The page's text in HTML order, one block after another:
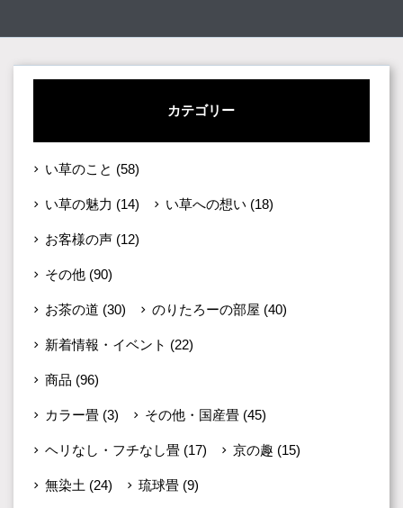
カテゴリー
い草のこと (58)
い草の魅力 (14) い草への想い (18)
お客様の声 (12)
その他 (90)
お茶の道 (30) のりたろーの部屋 (40)
新着情報・イベント (22)
商品 (96)
カラー畳 (3) その他・国産畳 (45)
ヘリなし・フチなし畳 (17) 京の趣 (15)
無染土 (24) 琉球畳 (9)